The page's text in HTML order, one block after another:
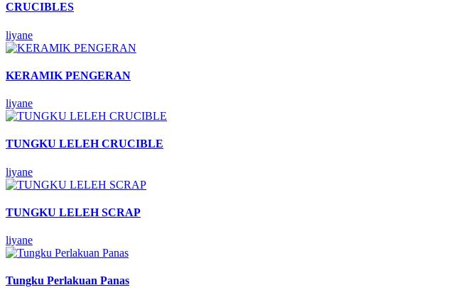
CRUCIBLES
liyane
KERAMIK PENGERAN
liyane
TUNGKU LELEH CRUCIBLE
liyane
TUNGKU LELEH SCRAP
liyane
Tungku Perlakuan Panas